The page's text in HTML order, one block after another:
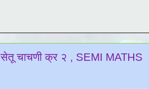
सेतू चाचणी क्र २ , SEMI MATHS